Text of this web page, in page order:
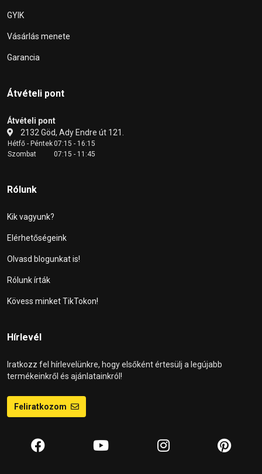
GYIK
Vásárlás menete
Garancia
Átvételi pont
Átvételi pont
2132 Göd, Ady Endre út 121.
Hétfő - Péntek07:15 - 16:15
Szombat
07:15 - 11:45
Rólunk
Kik vagyunk?
Elérhetőségeink
Olvasd blogunkat is!
Rólunk írták
Kövess minket TikTokon!
Hírlevél
Iratkozz fel hírlevelünkre, hogy elsőként értesülj a legújabb
termékeinkről és ajánlatainkról!
Feliratkozom